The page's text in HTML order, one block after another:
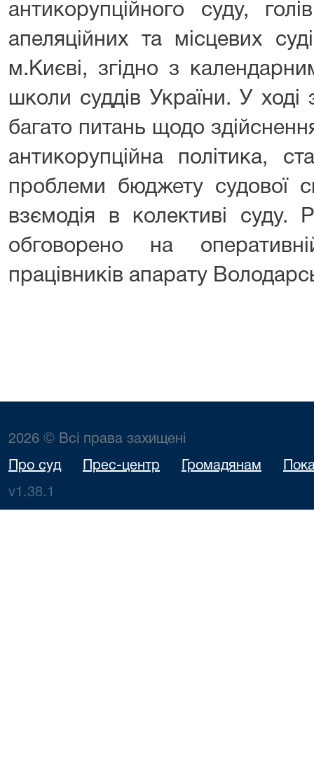
антикорупційного суду,
апеляційних та місцевих
м.Києві, згідно з
школи суддів України. У ході
багато питань щодо
антикорупційна політика,
проблеми бюджету судової
взємодія в колективі суду.
обговорено на
працівників апарату
2026 © Всі права захищені
Про суд Прес-центр Громадянам
v1.38.1